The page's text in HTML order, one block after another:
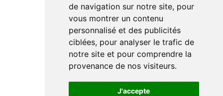
de navigation sur notre site, pour
vous montrer un contenu
personnalisé et des publicités
ciblées, pour analyser le trafic de
notre site et pour comprendre la
provenance de nos visiteurs.
J'accepte